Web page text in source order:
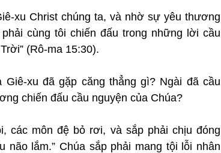
xu Christ chúng ta, và nhờ sự yêu thương
cùng tôi chiến đấu trong những lời cầu
(Rô-ma 15:30).
Giê-xu đã gặp căng thẳng gì? Ngài đã cầu
chiến đấu cầu nguyện của Chúa?
các môn đệ bỏ rơi, và sắp phải chịu đóng
não lắm.” Chúa sắp phải mang tội lỗi nhân